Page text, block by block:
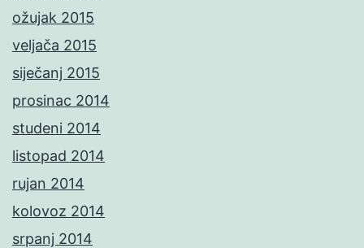
ožujak 2015
veljača 2015
siječanj 2015
prosinac 2014
studeni 2014
listopad 2014
rujan 2014
kolovoz 2014
srpanj 2014